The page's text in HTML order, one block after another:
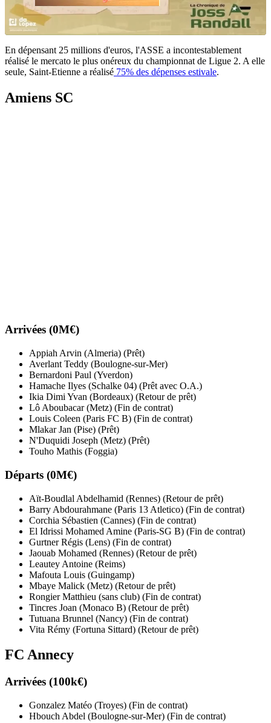
En dépensant 25 millions d'euros, l'ASSE a incontestablement
réalisé le mercato le plus onéreux du championnat de Ligue 2. A elle
seule, Saint-Etienne a réalisé 75% des dépenses estivale.
Amiens SC
Arrivées (0M€)
Appiah Arvin (Almeria) (Prêt)
Averlant Teddy (Boulogne-sur-Mer)
Bernardoni Paul (Yverdon)
Hamache Ilyes (Schalke 04) (Prêt avec O.A.)
Ikia Dimi Yvan (Bordeaux) (Retour de prêt)
Lô Aboubacar (Metz) (Fin de contrat)
Louis Coleen (Paris FC B) (Fin de contrat)
Mlakar Jan (Pise) (Prêt)
N'Duquidi Joseph (Metz) (Prêt)
Touho Mathis (Foggia)
Départs (0M€)
Aït-Boudlal Abdelhamid (Rennes) (Retour de prêt)
Barry Abdourahmane (Paris 13 Atletico) (Fin de contrat)
Corchia Sébastien (Cannes) (Fin de contrat)
El Idrissi Mohamed Amine (Paris-SG B) (Fin de contrat)
Gurtner Régis (Lens) (Fin de contrat)
Jaouab Mohamed (Rennes) (Retour de prêt)
Leautey Antoine (Reims)
Mafouta Louis (Guingamp)
Mbaye Malick (Metz) (Retour de prêt)
Rongier Matthieu (sans club) (Fin de contrat)
Tincres Joan (Monaco B) (Retour de prêt)
Tutuana Brunnel (Nancy) (Fin de contrat)
Vita Rémy (Fortuna Sittard) (Retour de prêt)
FC Annecy
Arrivées (100k€)
Gonzalez Matéo (Troyes) (Fin de contrat)
Hbouch Abdel (Boulogne-sur-Mer) (Fin de contrat)